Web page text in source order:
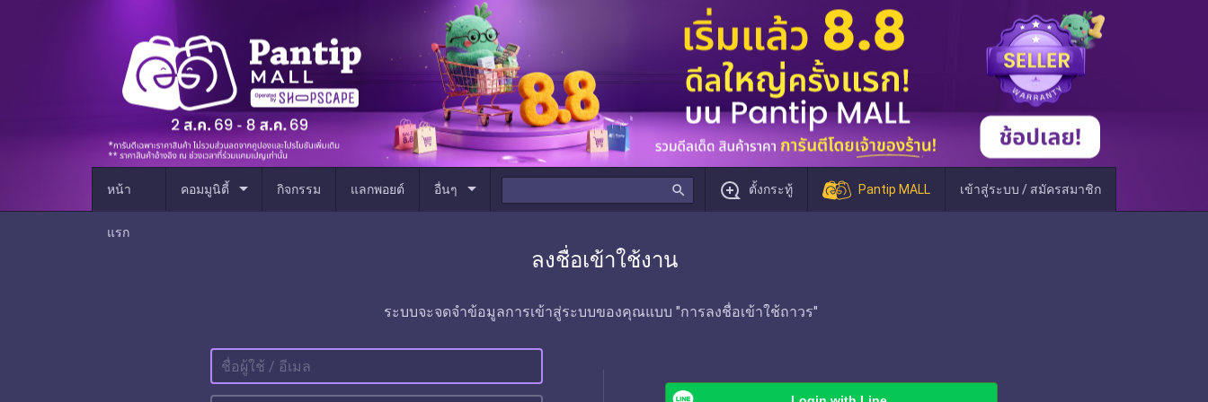
หน้า
แรก
คอมมูนิตี้ arrow_drop_down กิจกรรม แลกพอยต์ อื่นๆ arrow_drop_down search ตั้งกระทู้ Pantip MALL เข้าสู่ระบบ / สมัครสมาชิก
ลงชื่อเข้าใช้งาน
ระบบจะจดจำข้อมูลการเข้าสู่ระบบของคุณแบบ "การลงชื่อเข้าใช้ถาวร"